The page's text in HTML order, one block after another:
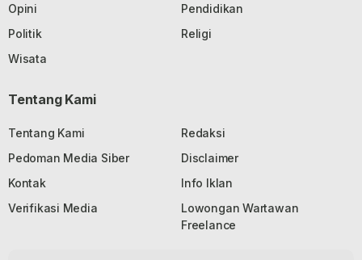
Opini
Pendidikan
Politik
Religi
Wisata
Tentang Kami
Tentang Kami
Redaksi
Pedoman Media Siber
Disclaimer
Kontak
Info Iklan
Verifikasi Media
Lowongan Wartawan
Freelance